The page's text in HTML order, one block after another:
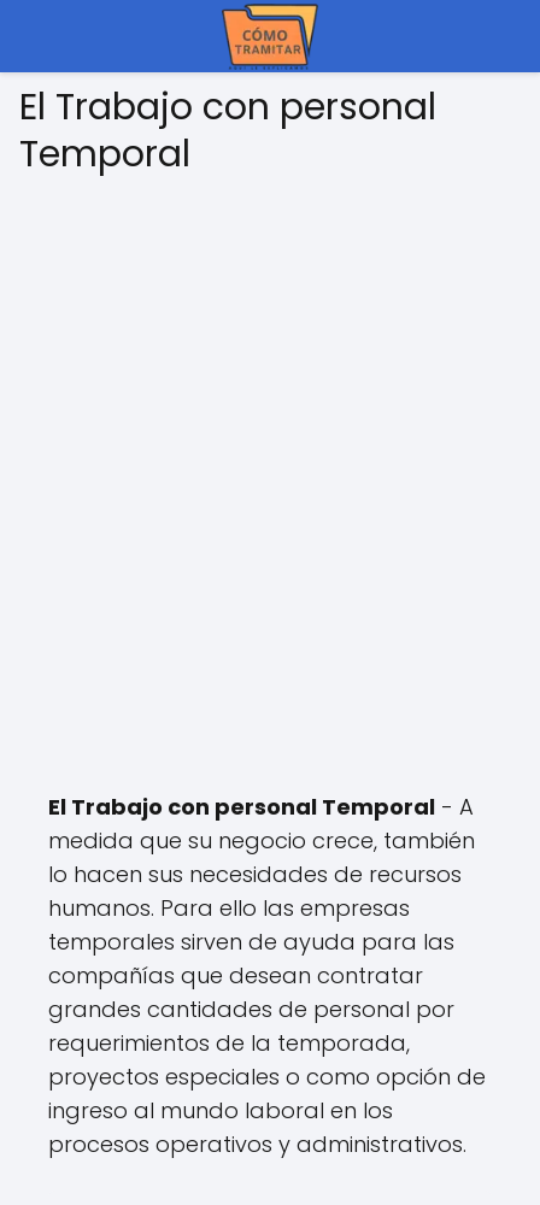
El Trabajo con personal
Temporal
El Trabajo con personal Temporal - A
medida que su negocio crece, también
lo hacen sus necesidades de recursos
humanos. Para ello las empresas
temporales sirven de ayuda para las
compañías que desean contratar
grandes cantidades de personal por
requerimientos de la temporada,
proyectos especiales o como opción de
ingreso al mundo laboral en los
procesos operativos y administrativos.